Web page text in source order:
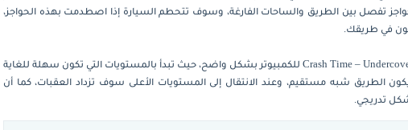
تفصل بين الطريق والساحات الفارغة، وسوف تتحطم السيارة إذا اصطدمت بهذه الحواجز،
في طريقك.
تتدرج المستويات بعد تحميل Crash Time – Undercover للكمبيوتر بشكل واضح، حيث تبدأ بالمستويات التي تكون سهلة للغاية
الطريق شبه مستقيم، وعند الانتقال إلى المستويات الأعلى سوف تزداد العقبات، كما أن
تدريجي.